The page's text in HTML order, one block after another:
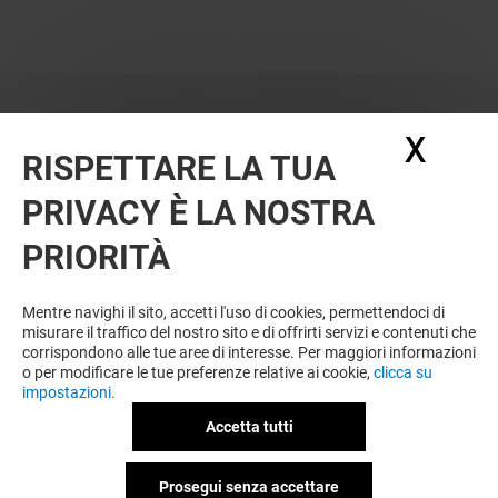
RISPETTARE LA TUA
PRIVACY È LA NOSTRA
PRIORITÀ
Mentre navighi il sito, accetti l'uso di cookies, permettendoci di
misurare il traffico del nostro sito e di offrirti servizi e contenuti che
corrispondono alle tue aree di interesse. Per maggiori informazioni
o per modificare le tue preferenze relative ai cookie, clicca su
impostazioni.
Accetta tutti
Prosegui senza accettare
X